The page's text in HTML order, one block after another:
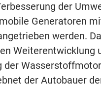
der
Generatoren
werden.
Weiterentwicklung
der
der Autobauer